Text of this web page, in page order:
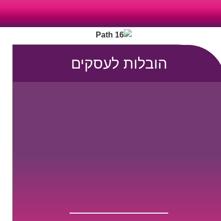
0795805530
הובלות לעסקים